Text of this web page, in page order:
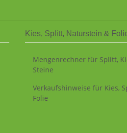
Kies, Splitt, Naturstein &
Mengenrechner für Splitt,
Steine
Verkaufshinweise für Kies,
Folie